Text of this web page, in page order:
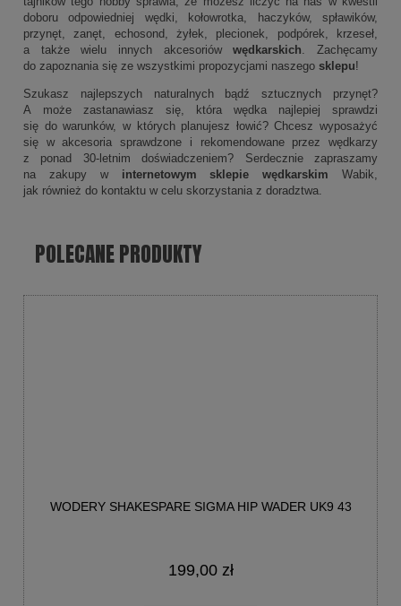
doboru odpowiedniej wędki, kołowrotka, haczyków, spławików,
przynęt, zanęt, echosond, żyłek, plecionek, podpórek, krzeseł,
a także wielu innych akcesoriówwędkarskich . Zachęcamy
do zapoznania się ze wszystkimi propozycjami naszego sklepu!
Szukasz najlepszych naturalnych bądź sztucznych przynęt?
A może zastanawiasz się, która wędka najlepiej sprawdzi
się do warunków, w których planujesz łowić? Chcesz wyposażyć
się w akcesoria sprawdzone i rekomendowane przez wędkarzy
z ponad 30-letnim doświadczeniem? Serdecznie zapraszamy
na zakupy w internetowym sklepie wędkarskim Wabik,
jak również do kontaktu w celu skorzystania z doradztwa.
POLECANE PRODUKTY
WODERY SHAKESPARE SIGMA HIP WADER UK9 43
199,00 zł